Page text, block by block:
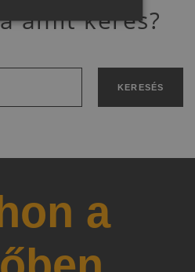
amit keres?
KERESÉS
a